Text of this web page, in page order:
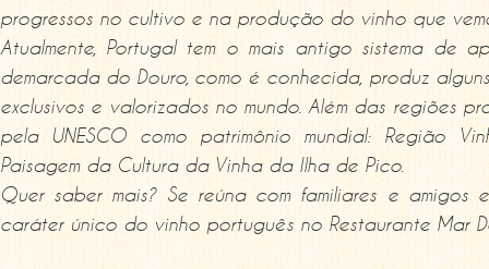
progressos no cultivo e na produção do vinho que
Atualmente, Portugal tem o mais antigo sistema de
demarcada do Douro, como é conhecida, produz
exclusivos e valorizados no mundo. Além das regiões
pela UNESCO como patrimônio mundial: Região
Paisagem da Cultura da Vinha da Ilha de Pico.
Quer saber mais? Se reúna com familiares e amigos
caráter único do vinho português no Restaurante Mar